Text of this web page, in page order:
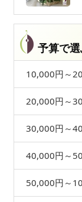
予算で
10,000円～
20,000円～
30,000円～
40,000円～
50,000円～